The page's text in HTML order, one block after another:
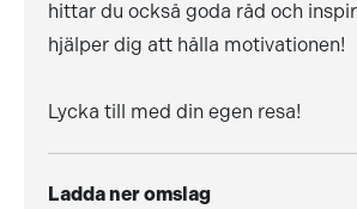
hittar du också goda råd och
hjälper dig att hålla motivationen!
Lycka till med din egen resa!
Ladda ner omslag